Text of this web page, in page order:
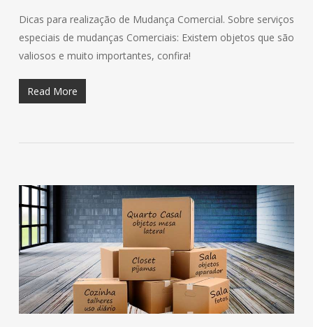
Dicas para realização de Mudança Comercial. Sobre serviços
especiais de mudanças Comerciais: Existem objetos que são
valiosos e muito importantes, confira!
Read More